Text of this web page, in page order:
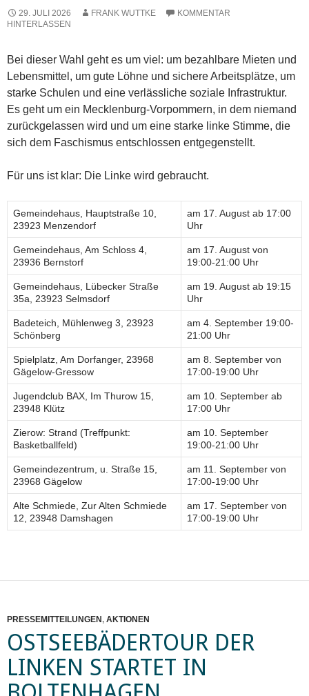
29. JULI 2026 FRANK WUTTKE
KOMMENTAR
HINTERLASSEN
Bei dieser Wahl geht es um viel: um bezahlbare Mieten und
Lebensmittel, um gute Löhne und sichere Arbeitsplätze, um
starke Schulen und eine verlässliche soziale Infrastruktur.
Es geht um ein Mecklenburg-Vorpommern, in dem niemand
zurückgelassen wird und um eine starke linke Stimme, die
sich dem Faschismus entschlossen entgegenstellt.
Für uns ist klar: Die Linke wird gebraucht.
Gemeindehaus, Hauptstraße 10,
23923 Menzendorf
am 17. August ab 17:00
Uhr
Gemeindehaus, Am Schloss 4,
23936 Bernstorf
am 17. August von
19:00-21:00 Uhr
Gemeindehaus, Lübecker Straße
35a, 23923 Selmsdorf
am 19. August ab 19:15
Uhr
Badeteich, Mühlenweg 3, 23923
Schönberg
am 4. September 19:00-
21:00 Uhr
Spielplatz, Am Dorfanger, 23968
Gägelow-Gressow
am 8. September von
17:00-19:00 Uhr
Jugendclub BAX, Im Thurow 15,
23948 Klütz
am 10. September ab
17:00 Uhr
Zierow: Strand (Treffpunkt:
Basketballfeld)
am 10. September
19:00-21:00 Uhr
Gemeindezentrum, u. Straße 15,
23968 Gägelow
am 11. September von
17:00-19:00 Uhr
Alte Schmiede, Zur Alten Schmiede
12, 23948 Damshagen
am 17. September von
17:00-19:00 Uhr
PRESSEMITTEILUNGEN, AKTIONEN
OSTSEEBÄDERTOUR DER
LINKEN STARTET IN